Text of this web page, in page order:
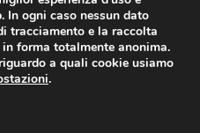
Contatti
Protection Policy
Tutti i diritti riservati | Sede
In ogni caso nessun dato
tracciamento e la raccolta
forma totalmente anonima.
a quali cookie usiamo
.